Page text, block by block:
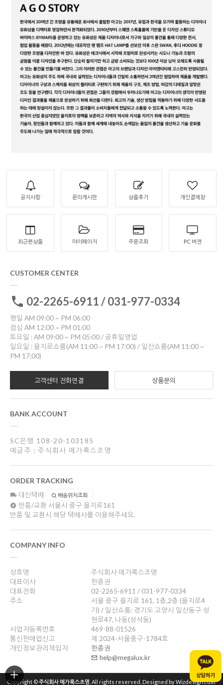
공지사항 문의게시판 상품후기 개인결제창
최근본상품 마이페이지 주문조회 PC 버젼
CUSTOMER CENTER
02-2265-6911 / 031-977-0334
평일 AM 09:00 ~ PM 06:00
점심 AM 12:00 ~ PM 01:00
토요일 : AM 09:00 ~ PM 05:00 / 공휴일영업
일요일 : 을지로쇼룸(AM 11:00 ~ PM 17:00) / 일산쇼룸(AM 11:00 ~
PM 17:00)
고객센터 전화연결 상품문의
BANK ACCOUNT
SC은행 108-20-103185
예금주 : 주식회사 메가룩스조명
ORDER TRACKING
대신택배 배송위치조회
반품/교환 서울시 중구 을지로161
반품 및 교환시 해당 택배사를 이용해주세요.
COMPANY INFO
상호명
주식회사 메가룩스조명
대표이사
한종권
대표전화
02-2265-6911 / 031-977-0334
주소
서울 중구 을지로 161, 1층,2층 (을지로4
가) / 일산쇼룸: 경기도 고양시 일산동구 성
현로47, 나동(성석동)
사업자등록번호
469-88-01526
통신판매업신고
제 2024-서울중구-1784호
개인정보관리책임자
한종권
help@megalux.kr
Copyright ©주식회사 메가룩스조명 . All rights reserved. Designed by Wizdesign.co.kr